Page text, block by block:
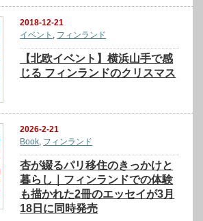
2018-12-21
イベント
フィンランド
【北欧イベント】横浜山手で感
じる フィンランドのクリスマス
2026-2-21
Book, フィンランド
杏が綴るパリ移住のきっかけと
暮らし｜フィンランドでの体験
も描かれた2冊のエッセイが3月
18日に同時発売